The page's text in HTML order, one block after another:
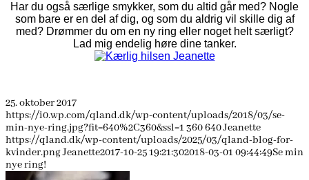
Har du også særlige smykker, som du altid går med? Nogle
som bare er en del af dig, og som du aldrig vil skille dig af
med? Drømmer du om en ny ring eller noget helt særligt?
Lad mig endelig høre dine tanker.
25. oktober 2017
https://i0.wp.com/qland.dk/wp-content/uploads/2018/03/se-
min-nye-ring.jpg?fit=640%2C360&ssl=1 360640Jeanette
https://qland.dk/wp-content/uploads/2025/03/qland-blog-for-
kvinder.pngJeanette2017-10-25 19:21:302018-03-01 09:44:49Se min
nye ring!